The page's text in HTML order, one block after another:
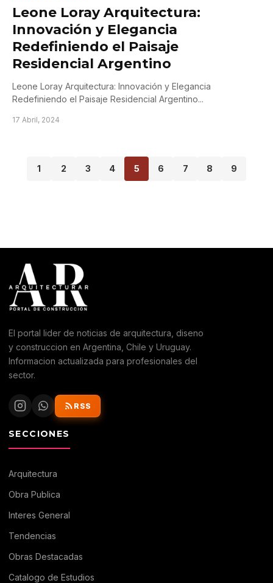
Leone Loray Arquitectura:
Innovación y Elegancia
Redefiniendo el Paisaje
Residencial Argentino
Leone Loray Arquitectura: Innovación y Elegancia
Redefiniendo el Paisaje Residencial Argentino...
17 Abril, 2024
1 2 3 4 5 6 7 8 9
El portal lider de noticias de arquitectura, diseno
y construccion en Argentina, Chile y Uruguay.
Informacion actualizada para profesionales del
sector.
RSS
SECCIONES
Arquitectura
Obra Publica
Interes General
Tendencias
Obras Destacadas
Catalogo de Estudios